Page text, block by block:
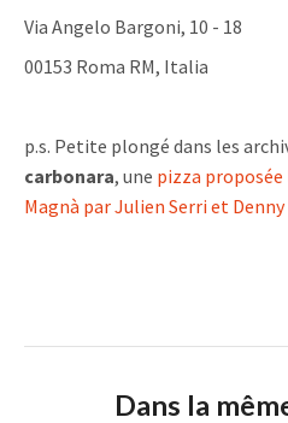
Via Angelo Bargoni, 10 - 18
00153 Roma RM, Italia
p.s. Petite plongé dans les
carbonara, une pizza
Magnà par Julien Serri et
Dans la